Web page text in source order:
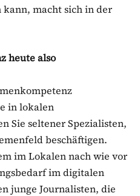
macht sich in der
heute also
in lokalen
Sie seltener Spezialisten,
beschäftigen.
im Lokalen nach wie vor
im digitalen
junge Journalisten, die